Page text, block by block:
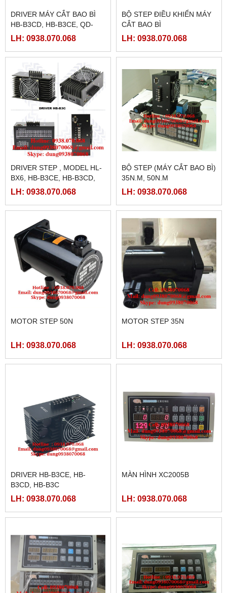
DRIVER MÁY CẮT BAO BÌ
HB-B3CD, HB-B3CE, QD-
B3C, HB-B3C, BJ-B3C, HD-
LH: 0938.070.068
BỘ STEP ĐIỀU KHIỂN MÁY
CẮT BAO BÌ
LH: 0938.070.068
DRIVER STEP , MODEL HL-
BX6, HB-B3CE, HB-B3CD,
NJ-B3C
LH: 0938.070.068
BỘ STEP (MÁY CẮT BAO BÌ)
35N.M, 50N.M
LH: 0938.070.068
MOTOR STEP 50N
LH: 0938.070.068
MOTOR STEP 35N
LH: 0938.070.068
DRIVER HB-B3CE, HB-
B3CD, HB-B3C
LH: 0938.070.068
MÀN HÌNH XC2005B
LH: 0938.070.068